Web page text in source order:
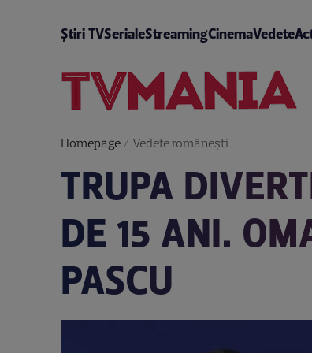
Știri TVSerialeStreamingCinemaVedete
Homepage/ Vedete româneşti
TRUPA
DE 15 ANI.
PASCU